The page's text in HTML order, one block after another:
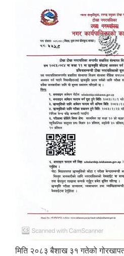
मिति २०८३ बैशाख ३१ गतेको